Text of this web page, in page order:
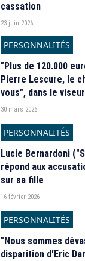
cassation
23 juin 2026
PERSONNALITÉS
"Plus de 120.000
Pierre Lescure, le
vous", dans le
30 mars 2026
PERSONNALITÉS
Lucie Bernardoni
répond aux
sur sa fille
16 février 2026
PERSONNALITÉS
"Nous sommes
disparition d'Eric